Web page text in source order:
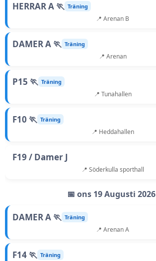
HERRAR A 🏃 Träning
📍 Arenan B
DAMER A 🏃 Träning
📍 Arenan
P15 🏃 Träning
📍 Tunahallen
F10 🏃 Träning
📍 Heddahallen
F19 / Damer J
📍 Söderkulla sporthall
📅 ons 19 Augusti 2026
DAMER A 🏃 Träning
📍 Arenan A
F14 🏃 Träning